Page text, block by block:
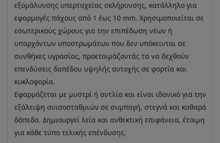
εξομάλυνσης υπερταχείας σκλήρυνσης, κατάλληλο για
εφαρμογές πάχους από 1 έως 10 mm. Χρησιμοποιείται σε
εσωτερικούς χώρους για την επιπέδωση νέων ή
υπαρχόντων υποστρωμάτων που δεν υπόκεινται σε
συνθήκες υγρασίας, προετοιμάζοντάς τα να δεχθούν
επενδύσεις δαπέδου υψηλής αντοχής σε φορτία και
κυκλοφορία.
Εφαρμόζεται με μυστρί ή αντλία και είναι ιδανικό για την
εξάλειψη ανισοσταθμιών σε συμπαγή, στεγνά και καθαρά
δάπεδα. Δημιουργεί λεία και ανθεκτική επιφάνεια, έτοιμη
για κάθε τύπο τελικής επένδυσης.